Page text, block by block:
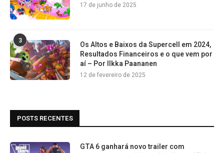
17 de junho de 2025
3
Os Altos e Baixos da Supercell em 2024,
Resultados Financeiros e o que vem por
aí – Por Ilkka Paananen
12 de fevereiro de 2025
POSTS RECENTES
GTA 6 ganhará novo trailer com